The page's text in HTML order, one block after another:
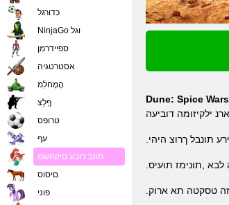
Dune: Spice Wars
ילקיזומה דוביעה
תונבל ךרוצ היהי
,תונימז תועיס
טסקטה תא ארוק
כדורגל
NinjaGo וגל
ספיידרמן
אסטרטגיה
הָמָחלִמ
ףָלַצ
טרופס
עף
תונב רובע םיקחשמ
םיסוס
פוני